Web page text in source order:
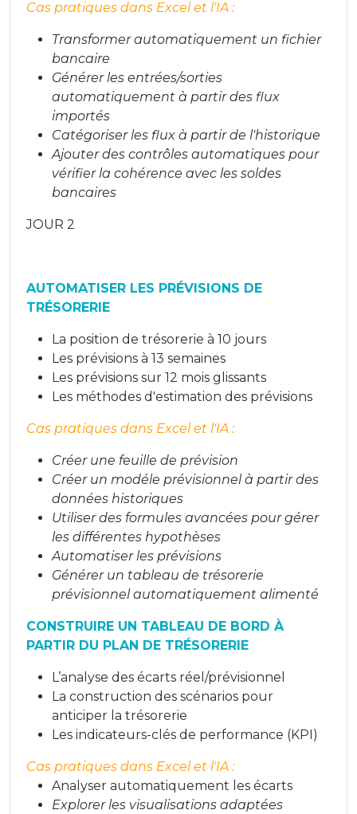
Cas pratiques dans Excel et l'IA :
Transformer automatiquement un fichier
bancaire
Générer les entrées/sorties
automatiquement à partir des flux
importés
Catégoriser les flux à partir de l'historique
Ajouter des contrôles automatiques pour
vérifier la cohérence avec les soldes
bancaires
JOUR 2
AUTOMATISER LES PRÉVISIONS DE
TRÉSORERIE
La position de trésorerie à 10 jours
Les prévisions à 13 semaines
Les prévisions sur 12 mois glissants
Les méthodes d'estimation des prévisions
Cas pratiques dans Excel et l'IA :
Créer une feuille de prévision
Créer un modéle prévisionnel à partir des
données historiques
Utiliser des formules avancées pour gérer
les différentes hypothèses
Automatiser les prévisions
Générer un tableau de trésorerie
prévisionnel automatiquement alimenté
CONSTRUIRE UN TABLEAU DE BORD À
PARTIR DU PLAN DE TRÉSORERIE
L’analyse des écarts réel/prévisionnel
La construction des scénarios pour
anticiper la trésorerie
Les indicateurs-clés de performance (KPI)
Cas pratiques dans Excel et l'IA :
Analyser automatiquement les écarts
Explorer les visualisations adaptées